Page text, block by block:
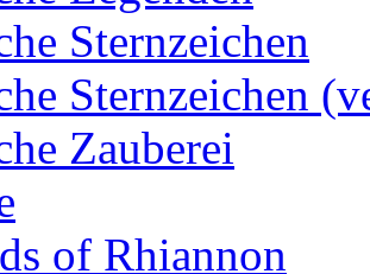
Sternzeichen
Sternzeichen
Zauberei
of Rhiannon